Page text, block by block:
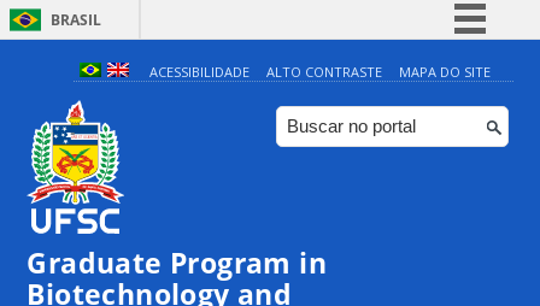
BRASIL
Simplifique!
Comunica BR
Participe
ACESSIBILIDADE ALTO CONTRASTE MAPA DO SITE
Graduate Program in
Biotechnology and